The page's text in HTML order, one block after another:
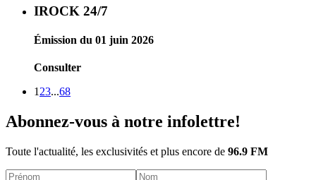
IROCK 24/7
Émission du 01 juin 2026
Consulter
1 23...68
Abonnez-vous à notre infolettre!
Toute l'actualité, les exclusivités et plus encore de 96.9 FM